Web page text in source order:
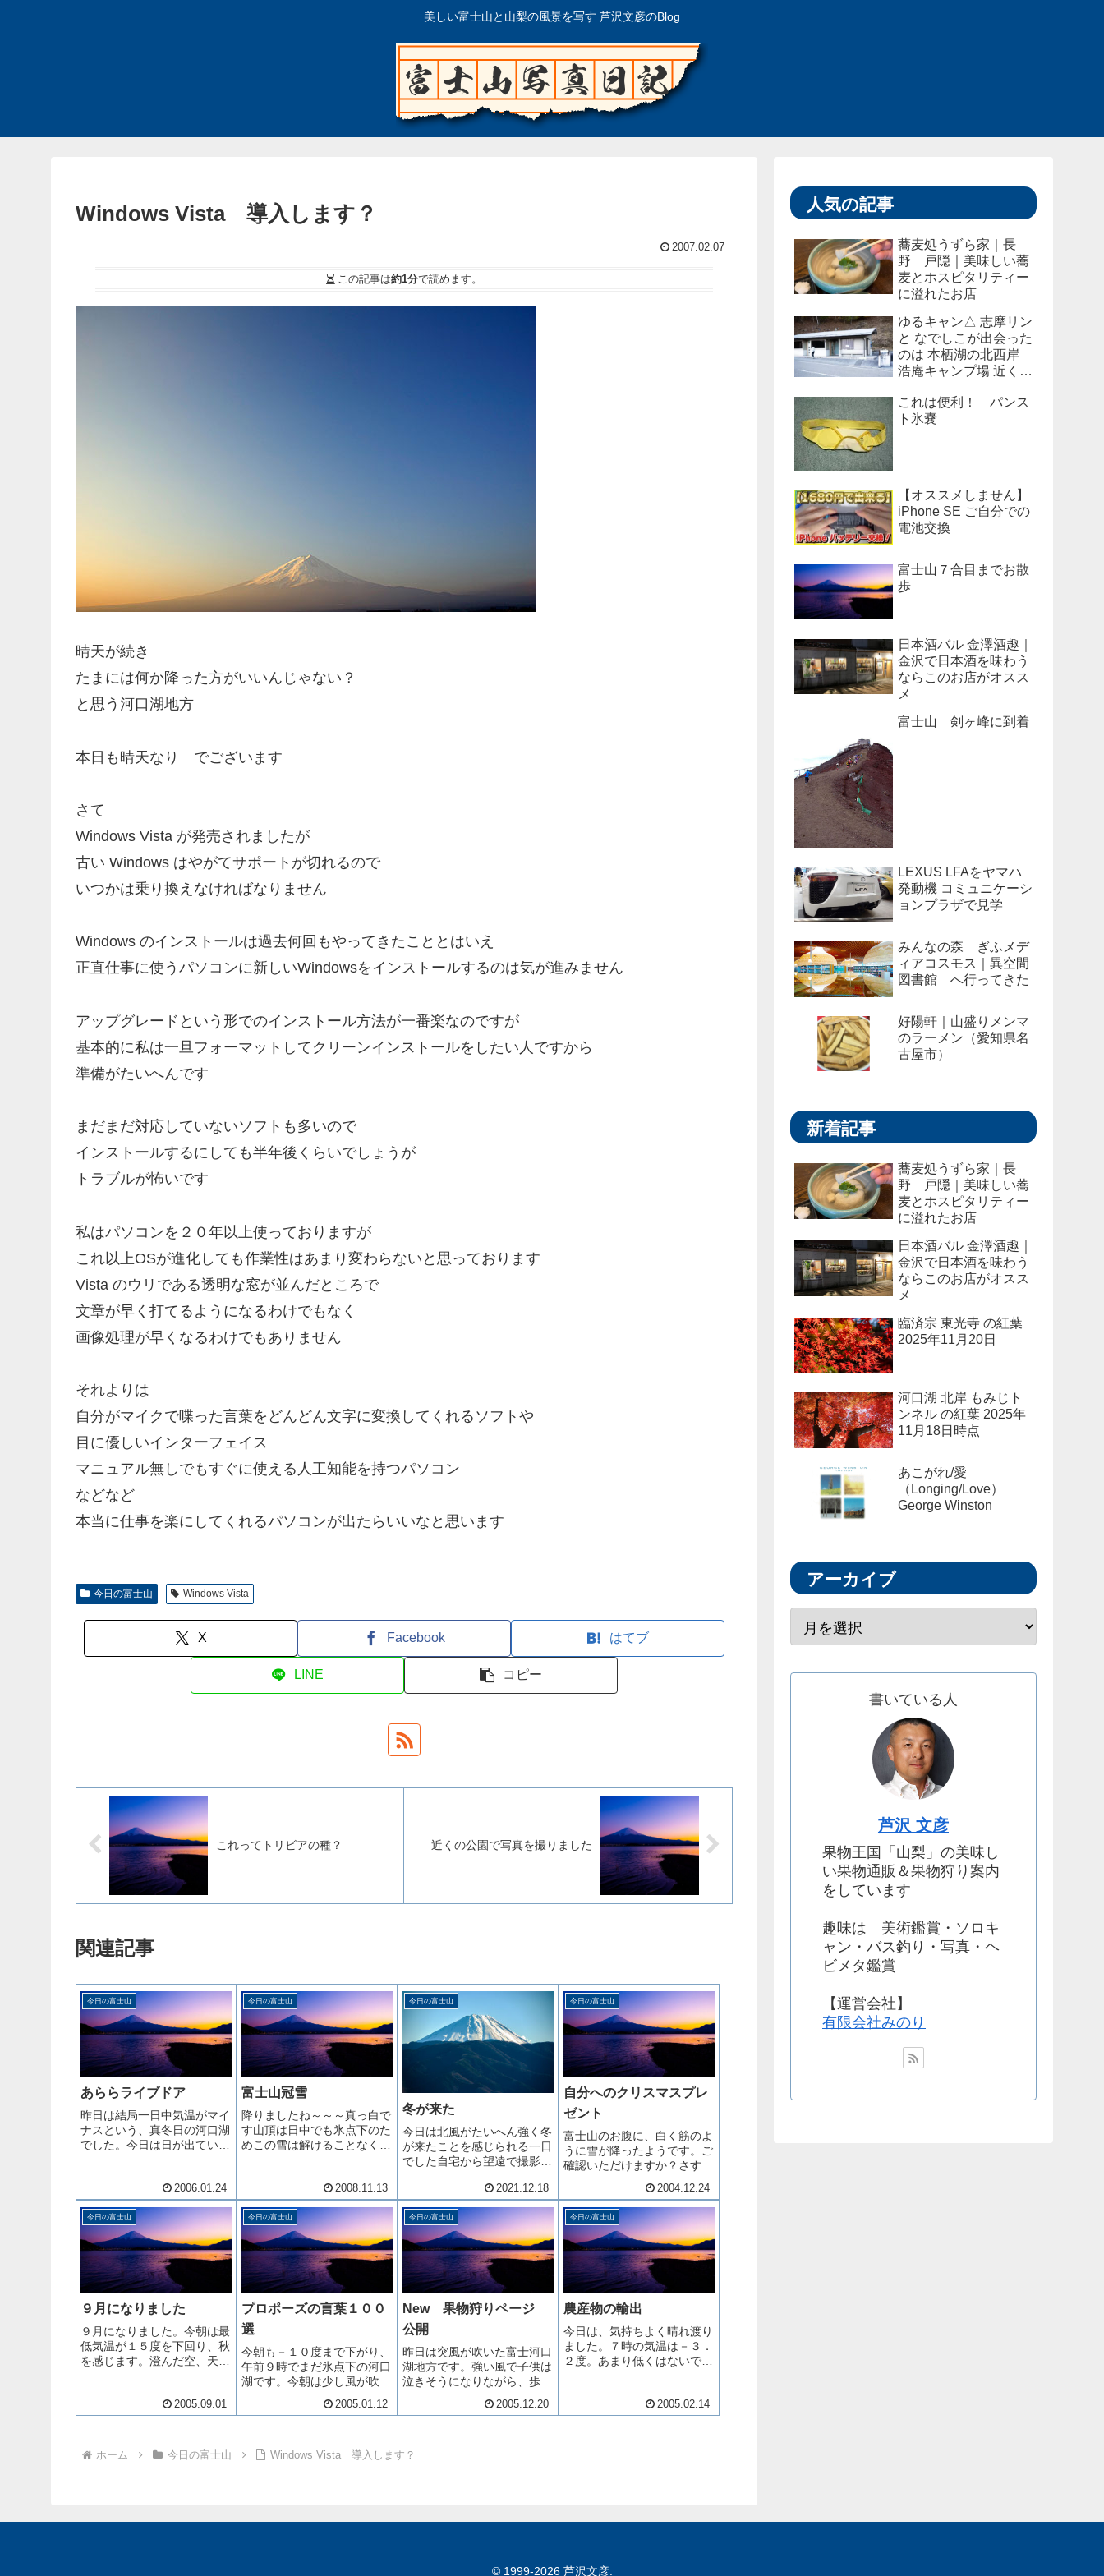
美しい富士山と山梨の風景を写す 芦沢文彦のBlog
Windows Vista 導入します？
2007.02.07
この記事は約1分で読めます。
晴天が続き
たまには何か降った方がいいんじゃない？
と思う河口湖地方
本日も晴天なり でございます
さて
Windows Vista が発売されましたが
古い Windows はやがてサポートが切れるので
いつかは乗り換えなければなりません
Windows のインストールは過去何回もやってきたこととはいえ
正直仕事に使うパソコンに新しいWindowsをインストールするのは気が進みません
アップグレードという形でのインストール方法が一番楽なのですが
基本的に私は一旦フォーマットしてクリーンインストールをしたい人ですから
準備がたいへんです
まだまだ対応していないソフトも多いので
インストールするにしても半年後くらいでしょうが
トラブルが怖いです
私はパソコンを２０年以上使っておりますが
これ以上OSが進化しても作業性はあまり変わらないと思っております
Vista のウリである透明な窓が並んだところで
文章が早く打てるようになるわけでもなく
画像処理が早くなるわけでもありません
それよりは
自分がマイクで喋った言葉をどんどん文字に変換してくれるソフトや
目に優しいインターフェイス
マニュアル無しでもすぐに使える人工知能を持つパソコン
などなど
本当に仕事を楽にしてくれるパソコンが出たらいいなと思います
今日の富士山 Windows Vista
X Facebook はてブ
LINE コピー
これってトリビアの種？ 近くの公園で写真を撮りました
関連記事
今日の富士山
あららライブドア
昨日は結局一日中気温がマイ
ナスという、真冬日の河口湖
でした。今日は日が出ていま
ブドアですよ。そういうこと
だったの？堀江さん。彼のバ
イタリティーは認めていたの
で、残念な話です。それにし
ても彼...
2006.01.24
今日の富士山
富士山冠雪
降りましたね～～～真っ白で
す山頂は日中でも氷点下のた
めこの雪は解けることなく来
2008.11.13
今日の富士山
冬が来た
今日は北風がたいへん強く冬
が来たことを感じられる一日
でした自宅から望遠で撮影し
の地です今日は12月18日あ
っという間に師走インフルエ
ンザがこの冬に流行するかわ
かりませんが予防接種を受け
てきました夕飯は何年かぶり
の...
2021.12.18
今日の富士山
自分へのクリスマスプレ
ゼント
富士山のお腹に、白く筋のよ
うに雪が降ったようです。ご
確認いただけますか？さすが
に日本一高い山、「あ～たま
～を雲の、う～えに～だ～し
～」 ですね。先日、前から
欲しかったＤＶＤレコーダー
を買いました。ＤＶＤには、
殆ど録画しませんが、ＨＤＤ
内蔵で...
2004.12.24
今日の富士山
９月になりました
９月になりました。今朝は最
低気温が１５度を下回り、秋
を感じます。澄んだ空、天高
キが穂を揺らしていました。
今月１８日は十五夜ですの
ましょう。
2005.09.01
今日の富士山
プロポーズの言葉１００
選
今朝も－１０度まで下がり、
午前９時でまだ氷点下の河口
湖です。今朝は少し風が吹い
ていて、寒さを一段と感じま
す。イギリスで洪水、アメリ
の 報道ステーション で見
2005.01.12
今日の富士山
New 果物狩りページ
公開
昨日は突風が吹いた富士河口
湖地方です。強い風で子供は
泣きそうになりながら、歩い
ていました。各地でも大荒れ
の天気だったようですね。さ
ページ構成が果物狩りに特化
2005.12.20
今日の富士山
農産物の輸出
今日は、気持ちよく晴れ渡り
ました。７時の気温は－３．
２度。あまり低くはないです
バレンタインデーですね、私
はドキドキすることもなくな
2005.02.14
ホーム 今日の富士山 Windows Vista 導入します？
人気の記事
蕎麦処うずら家｜長
野 戸隠｜美味しい蕎
麦とホスピタリティー
に溢れたお店
ゆるキャン△ 志摩リン
と なでしこが出会った
のは 本栖湖の北西岸
浩庵キャンプ場 近くの
った！
これは便利！ パンス
ト氷嚢
【オススメしません】
iPhone SE ご自分での
電池交換
富士山７合目までお散
歩
日本酒バル 金澤酒趣｜
金沢で日本酒を味わう
ならこのお店がオスス
メ
富士山 剣ヶ峰に到着
LEXUS LFAをヤマハ
発動機 コミュニケーシ
ョンプラザで見学
みんなの森 ぎふメデ
ィアコスモス｜異空間
図書館 へ行ってきた
好陽軒｜山盛りメンマ
のラーメン（愛知県名
古屋市）
新着記事
蕎麦処うずら家｜長
野 戸隠｜美味しい蕎
麦とホスピタリティー
に溢れたお店
日本酒バル 金澤酒趣｜
金沢で日本酒を味わう
ならこのお店がオスス
メ
臨済宗 東光寺 の紅葉
2025年11月20日
河口湖 北岸 もみじト
ンネル の紅葉 2025年
11月18日時点
あこがれ/愛
（Longing/Love）
George Winston
アーカイブ
書いている人
芦沢 文彦
果物王国「山梨」の美味し
い果物通販＆果物狩り案内
をしています
趣味は 美術鑑賞・ソロキ
ャン・バス釣り・写真・ヘ
ビメタ鑑賞
【運営会社】
有限会社みのり
© 1999-2026 芦沢文彦.